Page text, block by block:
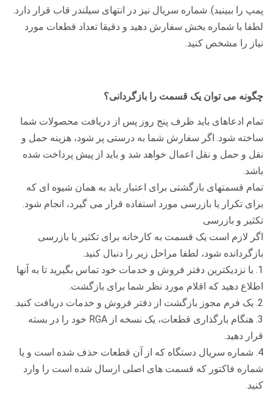
پمپ را ببینید). شماره سریال نیز در انتهای سیلندر قاب قرار دارد.
لطفا با شماره بخش سفارش دهید و دقیقا تعداد قطعات مورد
نیاز را مشخص کنید.
چگونه می توان یک قسمت را بازگردانی؟
تمام ادعاهای باید ظرف پنج روز پس از دریافت محصولات شما
ساخته شود. اگر سفارش شما به درستی پر شود، هزینه حمل و
نقل و حمل و نقل اعمال خواهد شد و باید از پیش پرداخت شده
باشد.
تمام قسمتهای بازگشتی برای اعتبار باید به همان شیوه ای که
برای تکرار یا بازرسی مورد استفاده قرار می گیرد، انجام شود.
تکثیر و بازرسی
اگر لازم است یک قسمت به کارخانه برای تکثیر یا بازرسی
بازگردانده شود، لطفا مراحل زیر را دنبال کنید.
1. با نزدیکترین دفتر فروش و خدمات خود تماس بگیرید تا به آنها
اطلاع دهید که اقلام مورد نظر شما برای بازگشت.
2. یک فرم مجوز بازگشت از دفتر فروش و خدمات دریافت کنید.
3. هنگام بارگذاری قطعات، یک نسخه از RGA خود را در بسته
قرار دهید.
4. شماره سریال دستگاه که از آن قطعات حذف شده است و یا
شماره فاکتور که قسمت های اصلی ارسال شده است را وارد
کنید.